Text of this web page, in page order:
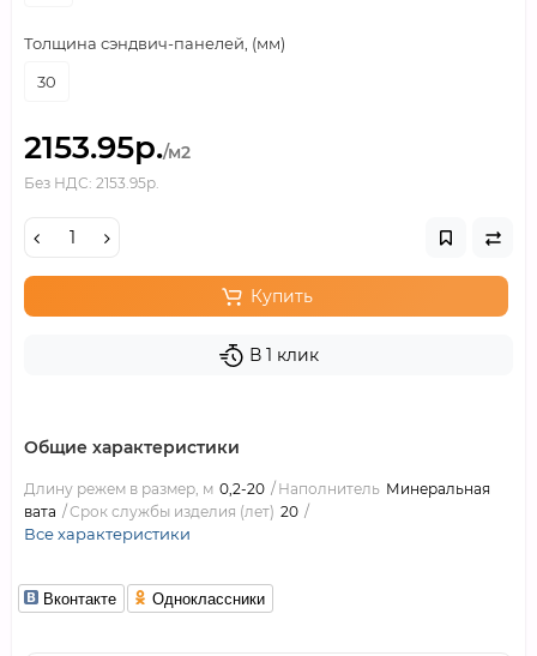
Толщина сэндвич-панелей, (мм)
30
2153.95р./м2
Без НДС: 2153.95р.
Купить
В 1 клик
Общие характеристики
Длину режем в размер, м 0,2-20 Наполнитель Минеральная
вата
Срок службы изделия (лет) 20
Все характеристики
Вконтакте Одноклассники